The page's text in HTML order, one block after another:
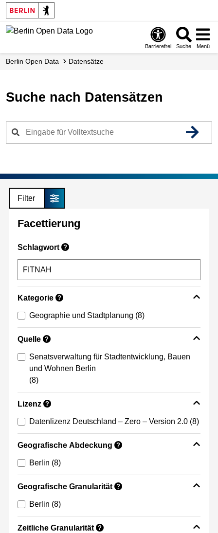
Skip
to
main
Barrierefrei Suche Menü
Berlin Open Data Datensätze
Suche nach Datensätzen
Filter
Facettierung
Schlagwort ?
Kategorie ?
Geographie und Stadtplanung (8)
Quelle ?
Senatsverwaltung für Stadtentwicklung, Bauen
und Wohnen Berlin
(8)
Lizenz ?
Datenlizenz Deutschland – Zero – Version 2.0 (8)
Geografische Abdeckung ?
Berlin (8)
Geografische Granularität ?
Berlin (8)
Zeitliche Granularität ?